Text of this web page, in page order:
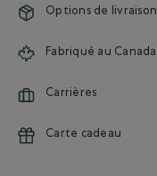
Options de livraison
Fabriqué au Canada
Carrières
Carte cadeau